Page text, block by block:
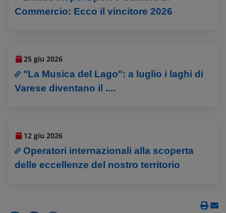
Commercio: Ecco il vincitore 2026
25 giu 2026
"La Musica del Lago": a luglio i laghi di
Varese diventano il ....
12 giu 2026
Operatori internazionali alla scoperta
delle eccellenze del nostro territorio